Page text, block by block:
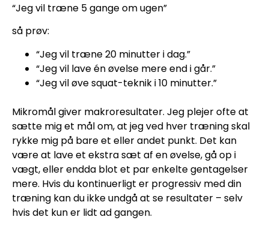
“Jeg vil træne 5 gange om ugen”
så prøv:
“Jeg vil træne 20 minutter i dag.”
“Jeg vil lave én øvelse mere end i går.”
“Jeg vil øve squat-teknik i 10 minutter.”
Mikromål giver makroresultater. Jeg plejer ofte at
sætte mig et mål om, at jeg ved hver træning skal
rykke mig på bare et eller andet punkt. Det kan
være at lave et ekstra sæt af en øvelse, gå op i
vægt, eller endda blot et par enkelte gentagelser
mere. Hvis du kontinuerligt er progressiv med din
træning kan du ikke undgå at se resultater – selv
hvis det kun er lidt ad gangen.